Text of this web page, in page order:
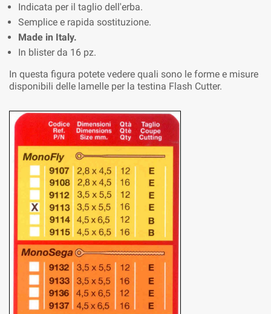
Indicata per il taglio dell'erba.
Semplice e rapida sostituzione.
Made in Italy.
In blister da 16 pz.
In questa figura potete vedere quali sono le forme e misure
disponibili delle lamelle per la testina Flash Cutter.